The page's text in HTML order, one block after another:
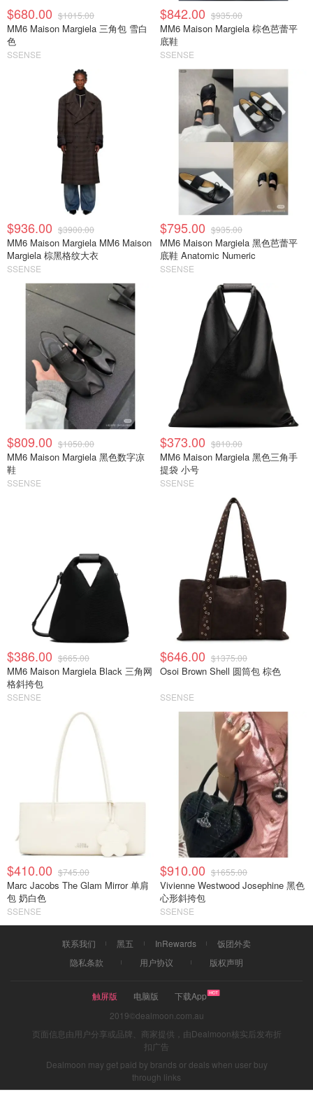
$680.00 $1015.00
MM6 Maison Margiela 三角包 雪白
色
SSENSE
$842.00 $935.00
MM6 Maison Margiela 棕色芭蕾平
底鞋
SSENSE
$936.00 $3900.00
MM6 Maison Margiela MM6 Maison
Margiela 棕黑格纹大衣
SSENSE
$795.00 $935.00
MM6 Maison Margiela 黑色芭蕾平
底鞋 Anatomic Numeric
SSENSE
$809.00 $1050.00
MM6 Maison Margiela 黑色数字凉
鞋
SSENSE
$373.00 $810.00
MM6 Maison Margiela 黑色三角手
提袋 小号
SSENSE
$386.00 $665.00
MM6 Maison Margiela Black 三角网
格斜挎包
SSENSE
$646.00 $1375.00
Osoi Brown Shell 圆筒包 棕色
SSENSE
$410.00 $745.00
Marc Jacobs The Glam Mirror 单肩
包 奶白色
SSENSE
$910.00 $1655.00
Vivienne Westwood Josephine 黑色
心形斜挎包
SSENSE
联系我们 黑五 InRewards
饭团外卖
隐私条款
用户协议 版权声明
触屏版 电脑版
下载App
2019©dealmoon.com.au
页面信息由用户分享或品牌、商家提供，由Dealmoon核实后发布折
扣广告
Dealmoon may get paid by brands or deals when user buy
through links